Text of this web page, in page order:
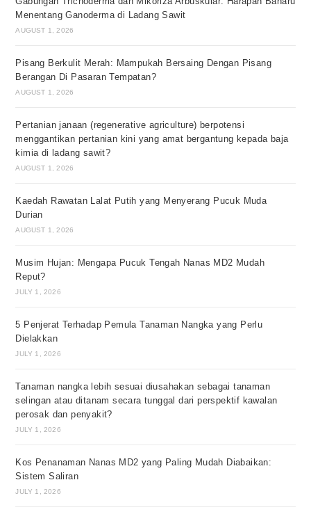
Menentang Ganoderma di Ladang Sawit
AUGUST 1, 2026
Pisang Berkulit Merah: Mampukah Bersaing Dengan Pisang
Berangan Di Pasaran Tempatan?
AUGUST 1, 2026
Pertanian janaan (regenerative agriculture) berpotensi
menggantikan pertanian kini yang amat bergantung kepada baja
kimia di ladang sawit?
AUGUST 1, 2026
Kaedah Rawatan Lalat Putih yang Menyerang Pucuk Muda
Durian
AUGUST 1, 2026
Musim Hujan: Mengapa Pucuk Tengah Nanas MD2 Mudah
Reput?
JULY 1, 2026
5 Penjerat Terhadap Pemula Tanaman Nangka yang Perlu
Dielakkan
JULY 1, 2026
Tanaman nangka lebih sesuai diusahakan sebagai tanaman
selingan atau ditanam secara tunggal dari perspektif kawalan
perosak dan penyakit?
JULY 1, 2026
Kos Penanaman Nanas MD2 yang Paling Mudah Diabaikan:
Sistem Saliran
JULY 1, 2026